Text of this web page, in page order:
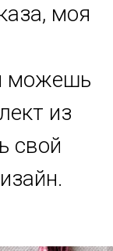
моя
можешь
из
свой